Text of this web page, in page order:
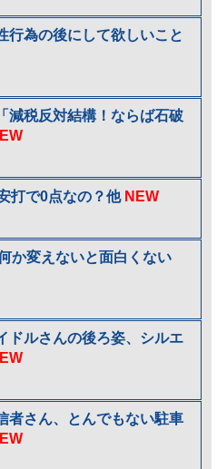
行為の後にして欲しいこと
減税反対結構！ならば石破
打で0点なの？他 NEW
か変えないと面白くない
ドルさんの後ろ姿、シルエ
者さん、とんでもない駐車